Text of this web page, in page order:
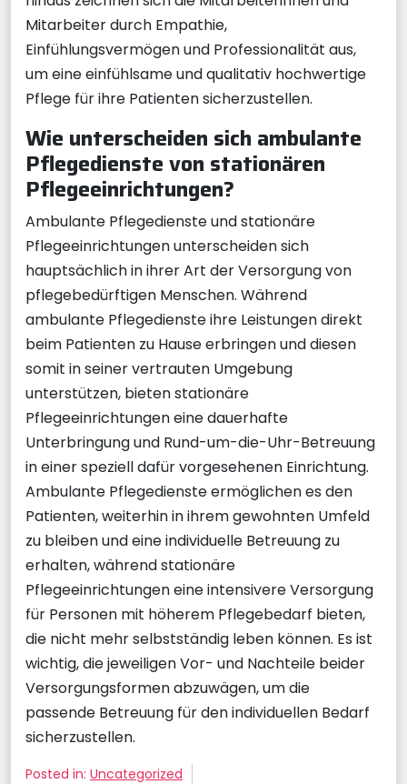
Mitarbeiter durch Empathie,
Einfühlungsvermögen und Professionalität aus,
um eine einfühlsame und qualitativ hochwertige
Pflege für ihre Patienten sicherzustellen.
Wie unterscheiden sich ambulante
Pflegedienste von stationären
Pflegeeinrichtungen?
Ambulante Pflegedienste und stationäre
Pflegeeinrichtungen unterscheiden sich
hauptsächlich in ihrer Art der Versorgung von
pflegebedürftigen Menschen. Während
ambulante Pflegedienste ihre Leistungen direkt
beim Patienten zu Hause erbringen und diesen
somit in seiner vertrauten Umgebung
unterstützen, bieten stationäre
Pflegeeinrichtungen eine dauerhafte
Unterbringung und Rund-um-die-Uhr-Betreuung
in einer speziell dafür vorgesehenen Einrichtung.
Ambulante Pflegedienste ermöglichen es den
Patienten, weiterhin in ihrem gewohnten Umfeld
zu bleiben und eine individuelle Betreuung zu
erhalten, während stationäre
Pflegeeinrichtungen eine intensivere Versorgung
für Personen mit höherem Pflegebedarf bieten,
die nicht mehr selbstständig leben können. Es ist
wichtig, die jeweiligen Vor- und Nachteile beider
Versorgungsformen abzuwägen, um die
passende Betreuung für den individuellen Bedarf
sicherzustellen.
Posted in: Uncategorized